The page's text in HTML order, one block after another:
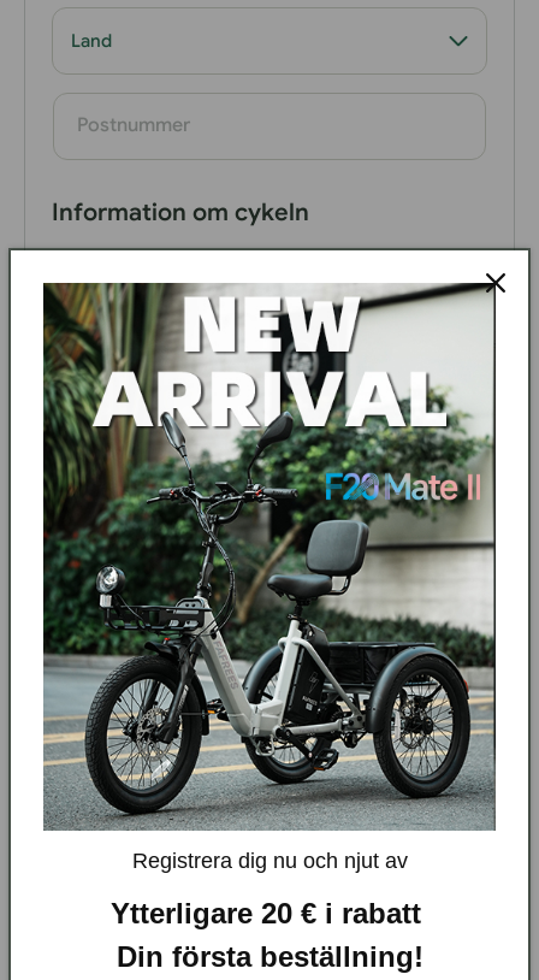
Postnummer
Information om cykeln
Datum för inköp
Order-/faktura-/kvittonummer
Ramens serienummer
Batteriets serienummer
SKICKA IN
Registrera dig nu och njut av
Ytterligare 20 € i rabatt
Din första beställning!